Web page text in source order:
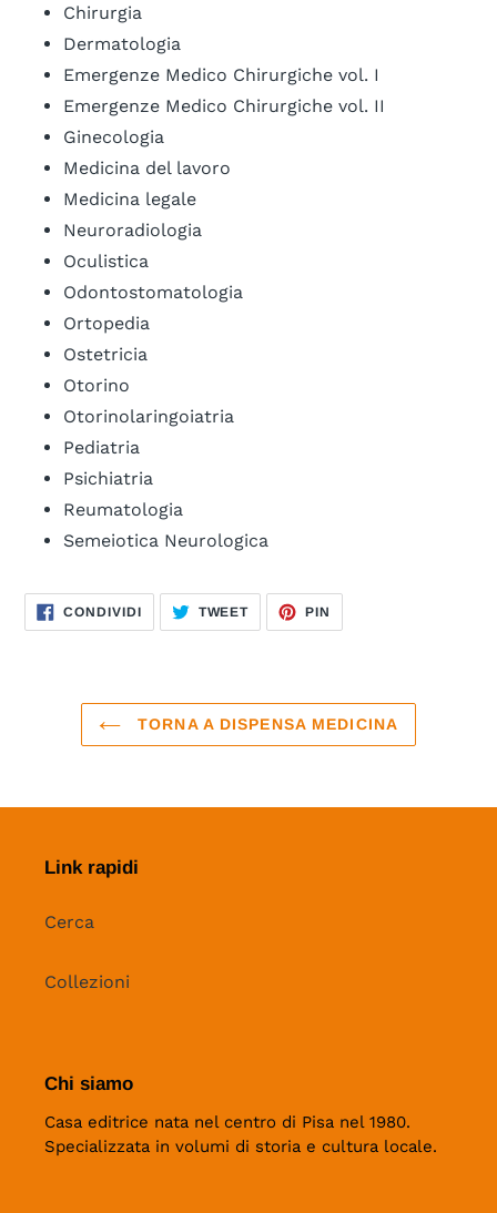
Chirurgia
Dermatologia
Emergenze Medico Chirurgiche vol. I
Emergenze Medico Chirurgiche vol. II
Ginecologia
Medicina del lavoro
Medicina legale
Neuroradiologia
Oculistica
Odontostomatologia
Ortopedia
Ostetricia
Otorino
Otorinolaringoiatria
Pediatria
Psichiatria
Reumatologia
Semeiotica Neurologica
CONDIVIDICONDIVIDI
SU
FACEBOOK
TWEETTWITTA
TWITTER
PIN
PINTEREST
TORNA A DISPENSA MEDICINA
Link rapidi
Cerca
Collezioni
Chi siamo
Casa editrice nata nel centro di Pisa nel 1980.
Specializzata in volumi di storia e cultura locale.